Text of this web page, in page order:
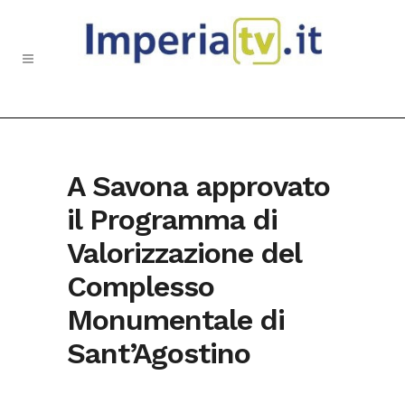
A Savona approvato
il Programma di
Valorizzazione del
Complesso
Monumentale di
Sant’Agostino